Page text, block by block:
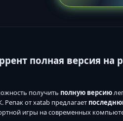
полная версия на
получить полную версию
Репак от xatab предлагает
игры на современных